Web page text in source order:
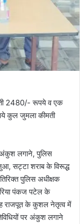
2480/- रूपये व एक
कुल जुमला कीमती
अंकुश लगाने, पुलिस
सट्टा शराब के विरूद्ध
पुलिस अधीक्षक
पंकज पटेल के
राजपूत के कुशल नेतृत्व में
पर अंकुश लगाने